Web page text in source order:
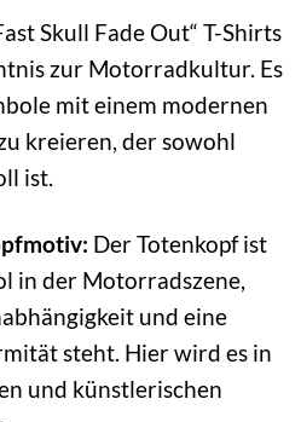
Skull Fade Out“ T-Shirts
zur Motorradkultur. Es
mit einem modernen
kreieren, der sowohl
ist.
Der Totenkopf ist
in der Motorradszene,
und eine
steht. Hier wird es in
und künstlerischen